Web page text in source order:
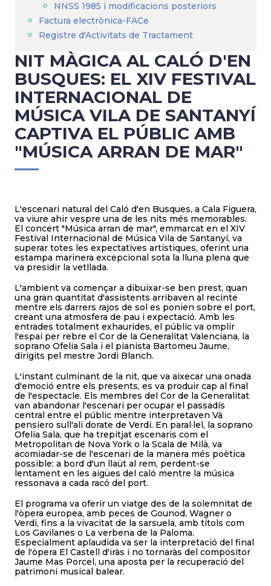
NNSS 1985 i modificacions posteriors
Factura electrònica-FACe
Registre d'Activitats de Tractament
NIT MÀGICA AL CALÓ D'EN
BUSQUES: EL XIV FESTIVAL
INTERNACIONAL DE
MÚSICA VILA DE SANTANYÍ
CAPTIVA EL PÚBLIC AMB
"MÚSICA ARRAN DE MAR"
L'escenari natural del Caló d'en Busques, a Cala Figuera,
va viure ahir vespre una de les nits més memorables.
El concert "Música arran de mar", emmarcat en el XIV
Festival Internacional de Música Vila de Santanyí, va
superar totes les expectatives artístiques, oferint una
estampa marinera excepcional sota la lluna plena que
va presidir la vetllada.
L'ambient va començar a dibuixar-se ben prest, quan
una gran quantitat d'assistents arribaven al recinte
mentre els darrers rajos de sol es ponien sobre el port,
creant una atmosfera de pau i expectació. Amb les
entrades totalment exhaurides, el públic va omplir
l'espai per rebre el Cor de la Generalitat Valenciana, la
soprano Ofelia Sala i el pianista Bartomeu Jaume,
dirigits pel mestre Jordi Blanch.
L'instant culminant de la nit, que va aixecar una onada
d'emoció entre els presents, es va produir cap al final
de l'espectacle. Els membres del Cor de la Generalitat
van abandonar l'escenari per ocupar el passadís
central entre el públic mentre interpretaven Và
pensiero sull'ali dorate de Verdi. En paral·lel, la soprano
Ofelia Sala, que ha trepitjat escenaris com el
Metropolitan de Nova York o la Scala de Milà, va
acomiadar-se de l'escenari de la manera més poètica
possible: a bord d'un llaüt al rem, perdent-se
lentament en les aigües del caló mentre la música
ressonava a cada racó del port.
El programa va oferir un viatge des de la solemnitat de
l'òpera europea, amb peces de Gounod, Wagner o
Verdi, fins a la vivacitat de la sarsuela, amb títols com
Los Gavilanes o La verbena de la Paloma.
Especialment aplaudida va ser la interpretació del final
de l'òpera El Castell d'iràs i no tornaràs del compositor
Jaume Mas Porcel, una aposta per la recuperació del
patrimoni musical balear.